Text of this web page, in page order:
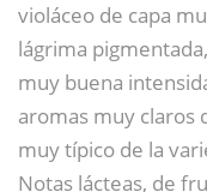
violáceo de capa
lágrima
muy buena
aromas muy claros
muy típico de la
Notas lácteas, de